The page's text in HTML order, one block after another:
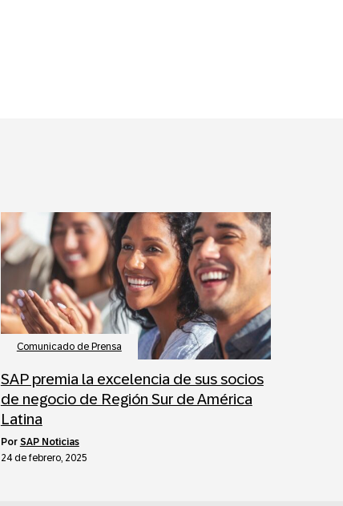
Comunicado de Prensa
SAP premia la excelencia de sus socios
de negocio de Región Sur de América
Latina
por SAP Noticias
24 de febrero, 2025